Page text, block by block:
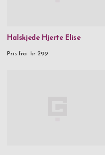
Halskjede Hjerte Elise
Pris fra kr 299